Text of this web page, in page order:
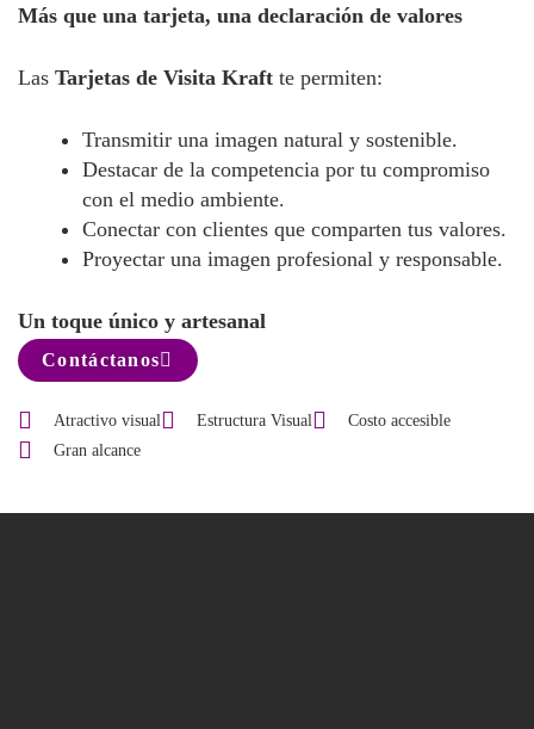
Más que una tarjeta, una declaración de valores
Las Tarjetas de Visita Kraft te permiten:
Transmitir una imagen natural y sostenible.
Destacar de la competencia por tu compromiso
con el medio ambiente.
Conectar con clientes que comparten tus valores.
Proyectar una imagen profesional y responsable.
Un toque único y artesanal
Contáctanos
Atractivo visual Estructura Visual
Costo accesible
Gran alcance